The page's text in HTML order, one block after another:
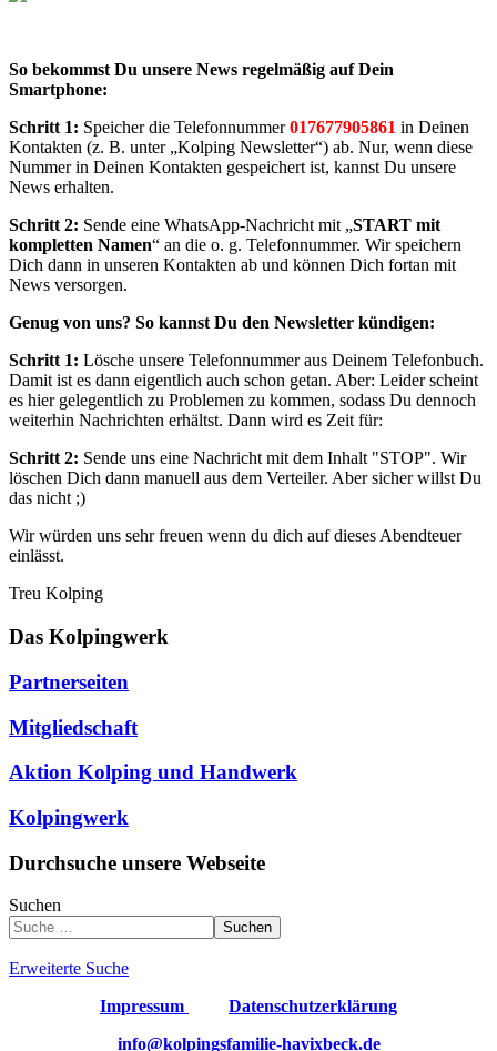
So bekommst Du unsere News regelmäßig auf Dein
Smartphone:
Schritt 1: Speicher die Telefonnummer017677905861 in Deinen
Kontakten (z. B. unter „Kolping Newsletter“) ab. Nur, wenn diese
Nummer in Deinen Kontakten gespeichert ist, kannst Du unsere
News erhalten.
Schritt 2: Sende eine WhatsApp-Nachricht mit „START mit
kompletten Namen“ an die o. g. Telefonnummer. Wir speichern
Dich dann in unseren Kontakten ab und können Dich fortan mit
News versorgen.
Genug von uns? So kannst Du den Newsletter kündigen:
Schritt 1: Lösche unsere Telefonnummer aus Deinem Telefonbuch.
Damit ist es dann eigentlich auch schon getan. Aber: Leider scheint
es hier gelegentlich zu Problemen zu kommen, sodass Du dennoch
weiterhin Nachrichten erhältst. Dann wird es Zeit für:
Schritt 2: Sende uns eine Nachricht mit dem Inhalt "STOP". Wir
löschen Dich dann manuell aus dem Verteiler. Aber sicher willst Du
das nicht ;)
Wir würden uns sehr freuen wenn du dich auf dieses Abendteuer
einlässt.
Treu Kolping
Das Kolpingwerk
Partnerseiten
Mitgliedschaft
Aktion Kolping und Handwerk
Kolpingwerk
Durchsuche unsere Webseite
Suchen
Suchen
Erweiterte Suche
Impressum
Datenschutzerklärung
info@kolpingsfamilie-havixbeck.de